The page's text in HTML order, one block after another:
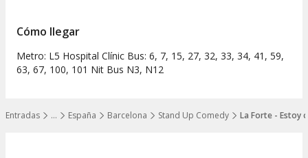
…
Mostrar todos los niveles
Entradas España Barcelona Stand Up Comedy La Forte - Estoy
Cómo llegar
Metro: L5 Hospital Clínic Bus: 6, 7, 15, 27, 32, 33, 34, 41, 59,
63, 67, 100, 101 Nit Bus N3, N12